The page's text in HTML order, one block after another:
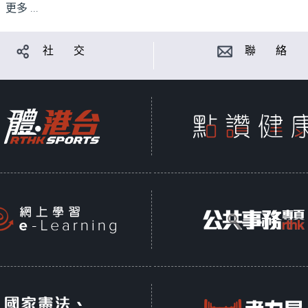
更多 ...
社 交 聯 絡